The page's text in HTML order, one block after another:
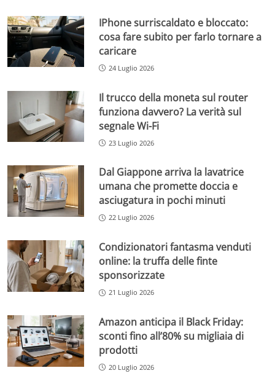
IPhone surriscaldato e bloccato:
cosa fare subito per farlo tornare a
caricare
24 Luglio 2026
Il trucco della moneta sul router
funziona davvero? La verità sul
segnale Wi-Fi
23 Luglio 2026
Dal Giappone arriva la lavatrice
umana che promette doccia e
asciugatura in pochi minuti
22 Luglio 2026
Condizionatori fantasma venduti
online: la truffa delle finte
sponsorizzate
21 Luglio 2026
Amazon anticipa il Black Friday:
sconti fino all’80% su migliaia di
prodotti
20 Luglio 2026